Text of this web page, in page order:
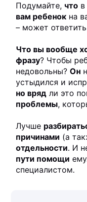
Подумайте, что
вам ребенок на
– может
Что вы вообще
фразу? Чтобы
недовольны?Он
устыдился и
но вряд ли это
проблемы,
Лучше
причинами (а
отдельности. И
пути помощи
специалистом.